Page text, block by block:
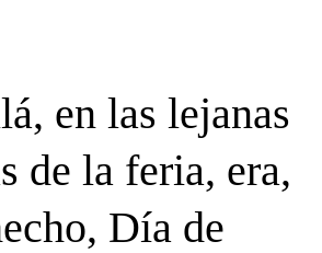
en las lejanas
de la feria, era,
Día de